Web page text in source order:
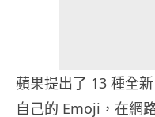
蘋果提出了 13 種全
自己的 Emoji，在網